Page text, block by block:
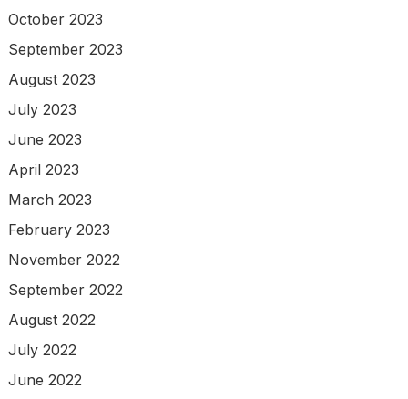
October 2023
September 2023
August 2023
July 2023
June 2023
April 2023
March 2023
February 2023
November 2022
September 2022
August 2022
July 2022
June 2022